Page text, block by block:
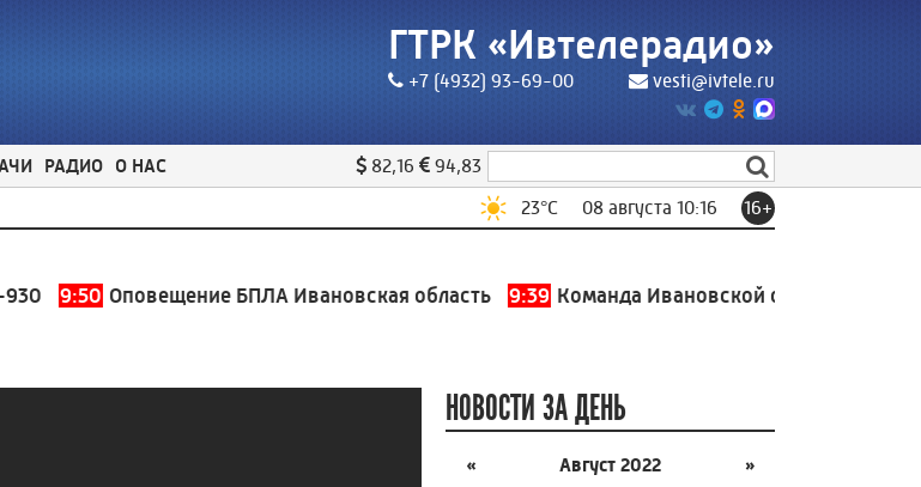
ГТРК «Ивтелерадио»
+7 (4932) 93-69-00 vesti@ivtele.ru
РАДИО О НАС 82,16
94,83
23°C 08 августа 10:16 16+
9:50 Оповещение БПЛА Ивановская область 9:39 Команда Ивановской области
НОВОСТИ ЗА ДЕНЬ
« Август 2022
»